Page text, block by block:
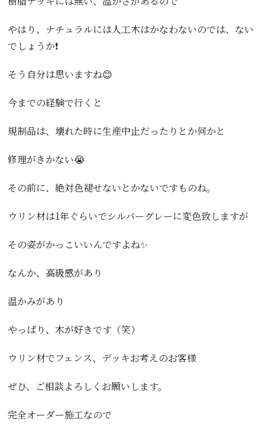
やはり、ナチュラルには人工木はかなわないのでは、ない
でしょうか❗️
そう自分は思いますね😊
今までの経験で行くと
規制品は、壊れた時に生産中止だったりとか何かと
修理がきかない😭
その前に、絶対色褪せないとかないですものね。
ウリン材は1年ぐらいでシルバーグレーに変色致しますが
その姿がかっこいいんですよね✨
なんか、高級感があり
温かみがあり
やっぱり、木が好きです（笑）
ウリン材でフェンス、デッキお考えのお客様
ぜひ、ご相談よろしくお願いします。
完全オーダー施工なので